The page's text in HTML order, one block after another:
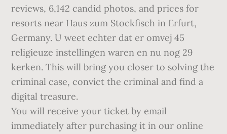
reviews, 6,142 candid photos, and prices for
resorts near Haus zum Stockfisch in Erfurt,
Germany. U weet echter dat er omvej 45
religieuze instellingen waren en nu nog 29
kerken. This will bring you closer to solving the
criminal case, convict the criminal and find a
digital treasure.
You will receive your ticket by email
immediately after purchasing it in our online